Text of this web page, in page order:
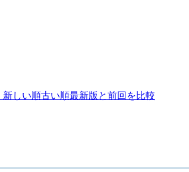
新しい順古い順最新版と前回を比較